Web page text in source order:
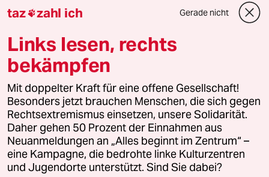
Downloads für Abonnierende
© 2026 taz Verlags und Vertriebs GmbH
Alle Rechte vorbehalten. Bei rechtlichen Fragen oder für Genehmigungen
wenden Sie sich bitte an lizenzen@taz.de
Feedback Redaktionsstatut Kommune-Richtlinien
Leitlinie Informant Datenschutz Impressum AGB
taz zahl ich Gerade nicht
Links lesen, rechts
bekämpfen
Mit doppelter Kraft für eine offene Gesellschaft!
Besonders jetzt brauchen Menschen, die sich gegen
Rechtsextremismus einsetzen, unsere Solidarität.
Daher gehen 50 Prozent der Einnahmen aus
Neuanmeldungen an „Alles beginnt im Zentrum“ –
eine Kampagne, die bedrohte linke Kulturzentren
und Jugendorte unterstützt. Sind Sie dabei?